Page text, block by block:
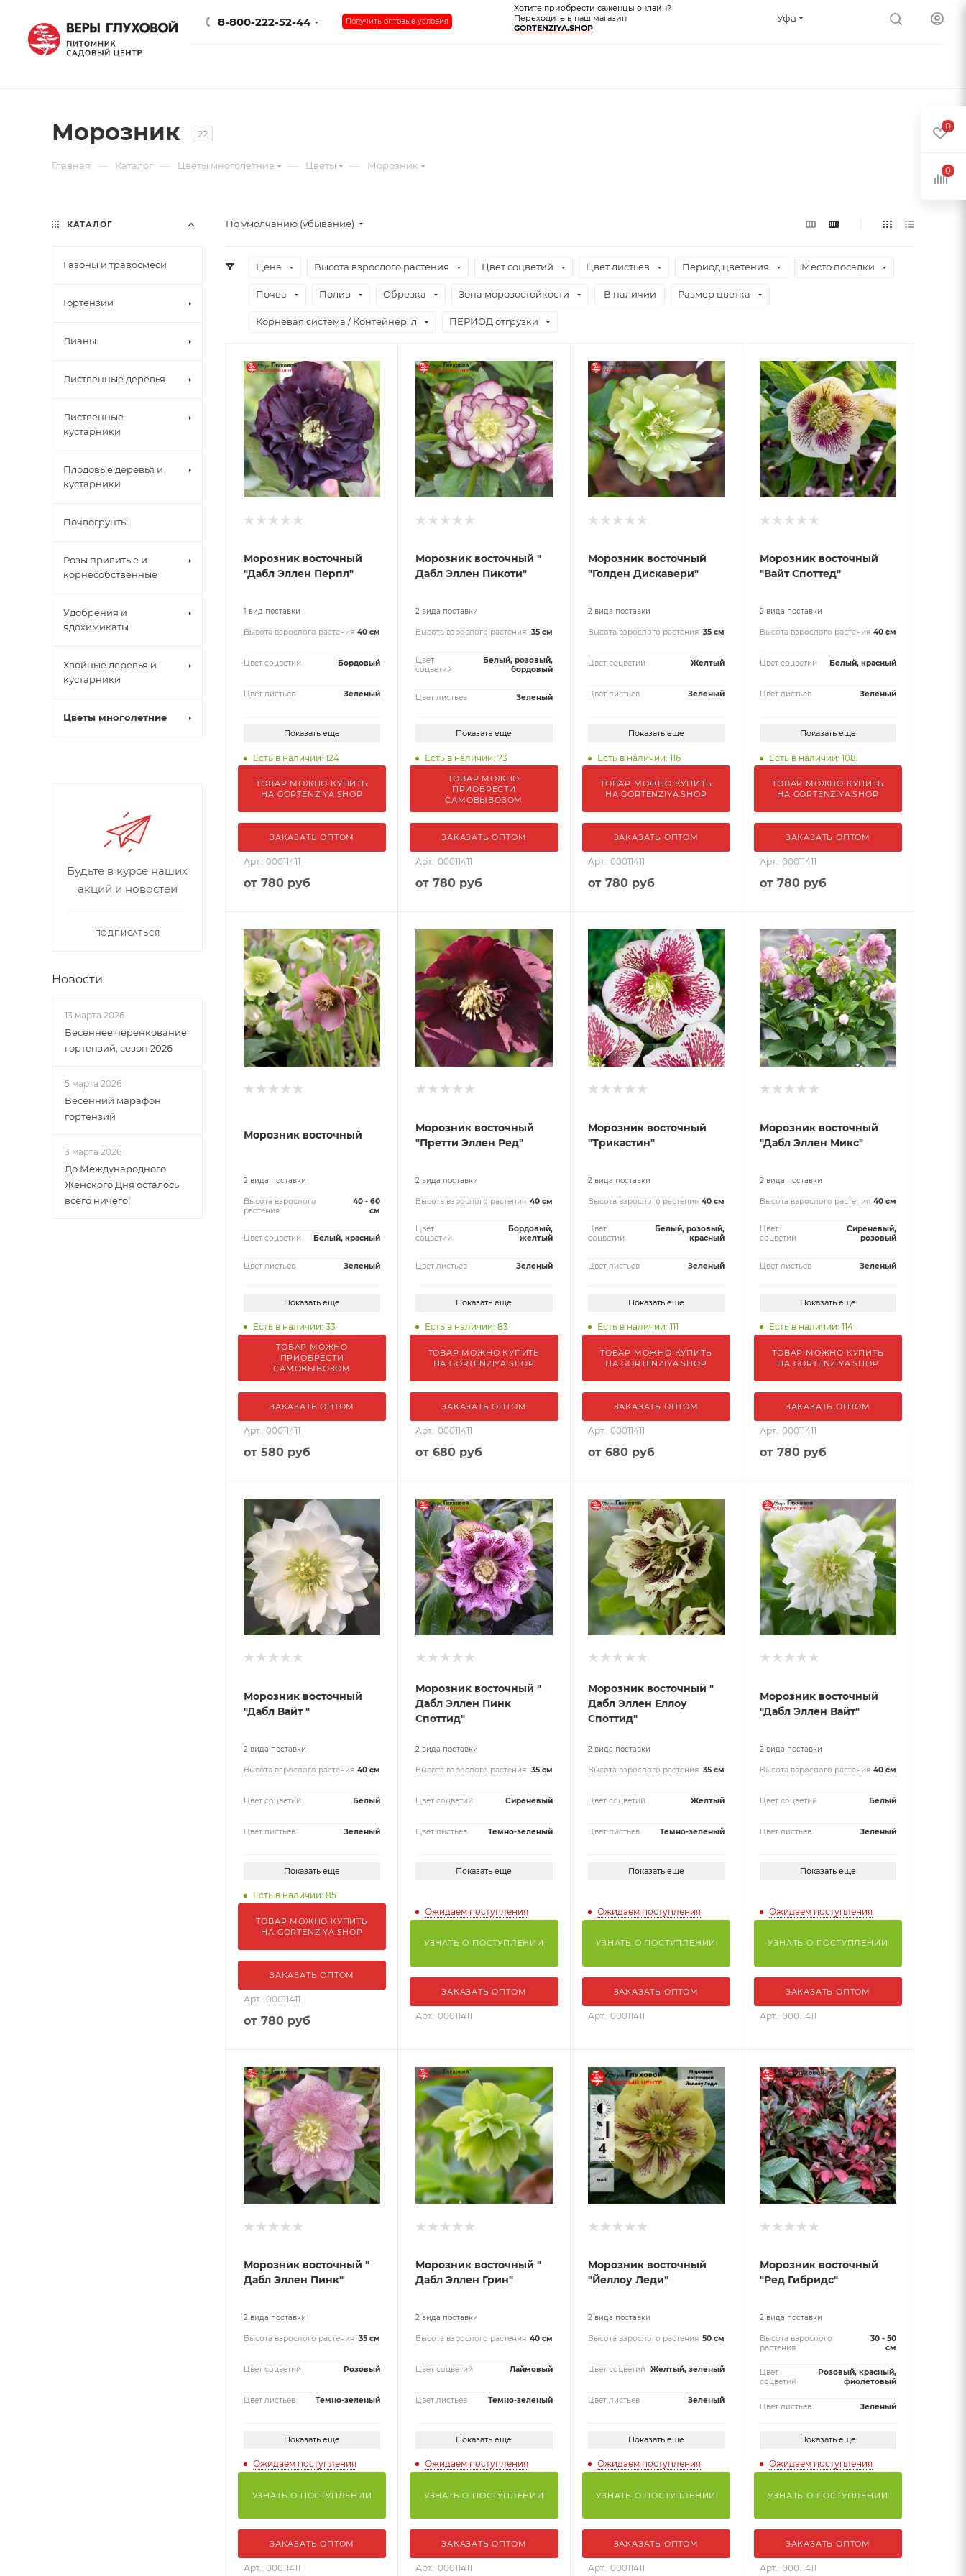
8-800-222-52-44 Получить оптовые условия
Хотите приобрести саженцы онлайн?
Переходите в наш магазин
GORTENZIYA.SHOP
Уфа
Морозник 22
Главная — Каталог — Цветы многолетние — Цветы — Морозник
По умолчанию (убывание)
Цена Высота взрослого растения Цвет соцветий Цвет листьев Период цветения Место посадки
Почва Полив Обрезка Зона морозостойкости В наличии Размер цветка
Корневая система / Контейнер, л ПЕРИОД отгрузки
Морозник восточный
"Дабл Эллен Перпл"
1 вид поставки
Высота взрослого растения 40 см
Цвет соцветий Бордовый
Цвет листьев Зеленый
Показать еще
Есть в наличии: 124
ТОВАР МОЖНО КУПИТЬ
НА GORTENZIYA.SHOP
ЗАКАЗАТЬ ОПТОМ
Арт.: 00011411
от 780 руб
Морозник восточный "
Дабл Эллен Пикоти"
2 вида поставки
Высота взрослого растения 35 см
Цвет
соцветий
Белый, розовый,
бордовый
Цвет листьев Зеленый
Показать еще
Есть в наличии: 73
ТОВАР МОЖНО
ПРИОБРЕСТИ
САМОВЫВОЗОМ
ЗАКАЗАТЬ ОПТОМ
Арт.: 00011411
от780 руб
Морозник восточный
"Голден Дискавери"
2 вида поставки
Высота взрослого растения 35 см
Цвет соцветий Желтый
Цвет листьев Зеленый
Показать еще
Есть в наличии: 116
ТОВАР МОЖНО КУПИТЬ
НА GORTENZIYA.SHOP
ЗАКАЗАТЬ ОПТОМ
Арт.: 00011411
от 780 руб
Морозник восточный
"Вайт Споттед"
2 вида поставки
Высота взрослого растения 40 см
Цвет соцветий Белый, красный
Цвет листьев Зеленый
Показать еще
Есть в наличии: 108
ТОВАР МОЖНО КУПИТЬ
НА GORTENZIYA.SHOP
ЗАКАЗАТЬ ОПТОМ
Арт.: 00011411
от 780 руб
Морозник восточный
2 вида поставки
Высота взрослого
растения
40 - 60
см
Цвет соцветий Белый, красный
Цвет листьев Зеленый
Показать еще
Есть в наличии: 33
ТОВАР МОЖНО
ПРИОБРЕСТИ
САМОВЫВОЗОМ
ЗАКАЗАТЬ ОПТОМ
Арт.: 00011411
от 580 руб
Морозник восточный
"Претти Эллен Ред"
2 вида поставки
Высота взрослого растения 40 см
Цвет
соцветий
Бордовый,
желтый
Цвет листьев Зеленый
Показать еще
Есть в наличии: 83
ТОВАР МОЖНО КУПИТЬ
НА GORTENZIYA.SHOP
ЗАКАЗАТЬ ОПТОМ
Арт.: 00011411
от680 руб
Морозник восточный
"Трикастин"
2 вида поставки
Высота взрослого растения 40 см
Цвет
соцветий
Белый, розовый,
красный
Цвет листьев Зеленый
Показать еще
Есть в наличии: 111
ТОВАР МОЖНО КУПИТЬ
НА GORTENZIYA.SHOP
ЗАКАЗАТЬ ОПТОМ
Арт.: 00011411
от 680 руб
Морозник восточный
"Дабл Эллен Микс"
2 вида поставки
Высота взрослого растения 40 см
Цвет
соцветий
Сиреневый,
розовый
Цвет листьев Зеленый
Показать еще
Есть в наличии: 114
ТОВАР МОЖНО КУПИТЬ
НА GORTENZIYA.SHOP
ЗАКАЗАТЬ ОПТОМ
Арт.: 00011411
от 780 руб
Морозник восточный
"Дабл Вайт "
2 вида поставки
Высота взрослого растения 40 см
Цвет соцветий Белый
Цвет листьев Зеленый
Показать еще
Есть в наличии: 85
ТОВАР МОЖНО КУПИТЬ
НА GORTENZIYA.SHOP
ЗАКАЗАТЬ ОПТОМ
Арт.: 00011411
от 780 руб
Морозник восточный "
Дабл Эллен Пинк
Споттид"
2 вида поставки
Высота взрослого растения 35 см
Цвет соцветий Сиреневый
Цвет листьев Темно-зеленый
Показать еще
Ожидаем поступления
УЗНАТЬ О ПОСТУПЛЕНИИ
ЗАКАЗАТЬ ОПТОМ
Арт.: 00011411
Морозник восточный "
Дабл Эллен Еллоу
Споттид"
2 вида поставки
Высота взрослого растения 35 см
Цвет соцветий Желтый
Цвет листьев Темно-зеленый
Показать еще
Ожидаем поступления
УЗНАТЬ О ПОСТУПЛЕНИИ
ЗАКАЗАТЬ ОПТОМ
Арт.: 00011411
Морозник восточный
"Дабл Эллен Вайт"
2 вида поставки
Высота взрослого растения 40 см
Цвет соцветий Белый
Цвет листьев Зеленый
Показать еще
Ожидаем поступления
УЗНАТЬ О ПОСТУПЛЕНИИ
ЗАКАЗАТЬ ОПТОМ
Арт.: 00011411
Морозник восточный "
Дабл Эллен Пинк"
2 вида поставки
Высота взрослого растения 35 см
Цвет соцветий Розовый
Цвет листьев Темно-зеленый
Показать еще
Ожидаем поступления
УЗНАТЬ О ПОСТУПЛЕНИИ
ЗАКАЗАТЬ ОПТОМ
Арт.: 00011411
Морозник восточный "
Дабл Эллен Грин"
2 вида поставки
Высота взрослого растения 40 см
Цвет соцветий Лаймовый
Цвет листьев Темно-зеленый
Показать еще
Ожидаем поступления
УЗНАТЬ О ПОСТУПЛЕНИИ
ЗАКАЗАТЬ ОПТОМ
Арт.: 00011411
Морозник восточный
"Йеллоу Леди"
2 вида поставки
Высота взрослого растения 50 см
Цвет соцветий Желтый, зеленый
Цвет листьев Зеленый
Показать еще
Ожидаем поступления
УЗНАТЬ О ПОСТУПЛЕНИИ
ЗАКАЗАТЬ ОПТОМ
Арт.: 00011411
Морозник восточный
"Ред Гибридс"
2 вида поставки
Высота взрослого
растения
30 - 50
см
Цвет
соцветий
Розовый, красный,
фиолетовый
Цвет листьев Зеленый
Показать еще
Ожидаем поступления
УЗНАТЬ О ПОСТУПЛЕНИИ
ЗАКАЗАТЬ ОПТОМ
Арт.: 00011411
КАТАЛОГ
Газоны и травосмеси
Гортензии
Лианы
Лиственные деревья
Лиственные
кустарники
Плодовые деревья и
кустарники
Почвогрунты
Розы привитые и
корнесобственные
Удобрения и
ядохимикаты
Хвойные деревья и
кустарники
Цветы многолетние
Будьте в курсе наших
акций и новостей
ПОДПИСАТЬСЯ
Новости
13 марта 2026
Весеннее черенкование
гортензий, сезон 2026
5 марта 2026
Весенний марафон
гортензий
3 марта 2026
До Международного
Женского Дня осталось
всего ничего!
0
0